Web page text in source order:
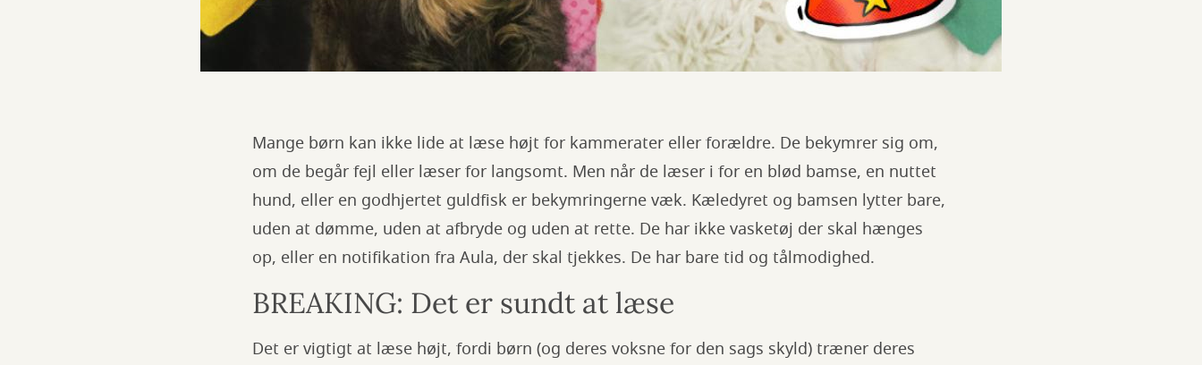
Mange børn kan ikke lide at læse højt for kammerater eller forældre. De bekymrer sig om,
om de begår fejl eller læser for langsomt. Men når de læser i for en blød bamse, en nuttet
hund, eller en godhjertet guldfisk er bekymringerne væk. Kæledyret og bamsen lytter bare,
uden at dømme, uden at afbryde og uden at rette. De har ikke vasketøj der skal hænges
op, eller en notifikation fra Aula, der skal tjekkes. De har bare tid og tålmodighed.
BREAKING: Det er sundt at læse
Det er vigtigt at læse højt, fordi børn (og deres voksne for den sags skyld) træner deres